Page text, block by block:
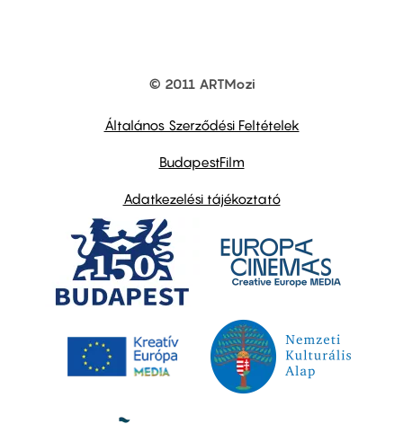
© 2011 ARTMozi
Általános Szerződési Feltételek
BudapestFilm
Adatkezelési tájékoztató